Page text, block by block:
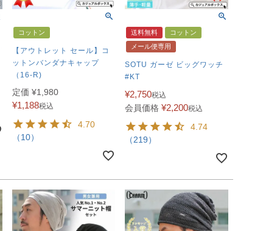
コットン
【アウトレット セール】コ
ットンバンダナキャップ
（16-R)
定価 ¥1,980
¥1,188税込
4.70
（10）
送料無料
コットン
メール便専用
SOTU ガーゼ ビッグワッチ
#KT
¥2,750税込
会員価格 ¥2,200税込
4.74
（219）